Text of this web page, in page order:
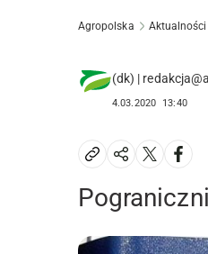
Agropolska Aktualności
(dk) |
4.03.2020 13:40